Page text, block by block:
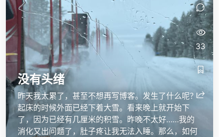
没有头绪
昨天我太累了，甚至不想再写博客。发生了什么呢？
起床的时候外面已经下着大雪。看来晚上就开始下
了，因为已经有几厘米的积雪。昨晚不太好……我的
消化又出问题了，肚子疼让我无法入睡。那么，如何
33